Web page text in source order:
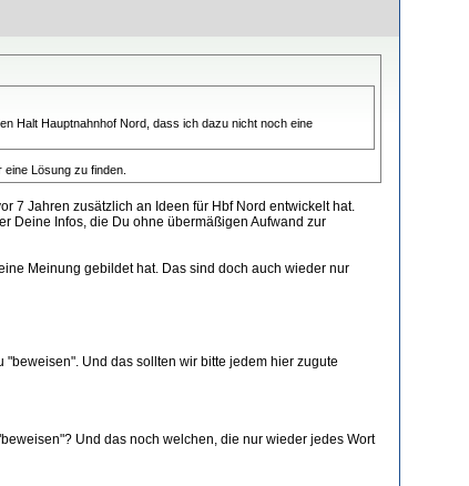
Halt Hauptnahnhof Nord, dass ich dazu nicht noch eine
Lösung zu finden.
7 Jahren zusätzlich an Ideen für Hbf Nord entwickelt hat.
Deine Infos, die Du ohne übermäßigen Aufwand zur
Meinung gebildet hat. Das sind doch auch wieder nur
Und das sollten wir bitte jedem hier zugute
Und das noch welchen, die nur wieder jedes Wort